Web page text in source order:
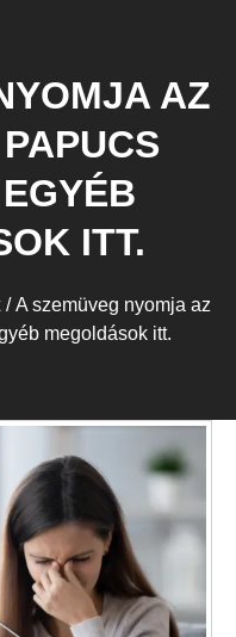
AZ
ITT.
/ A szemüveg nyomja az
megoldások itt.